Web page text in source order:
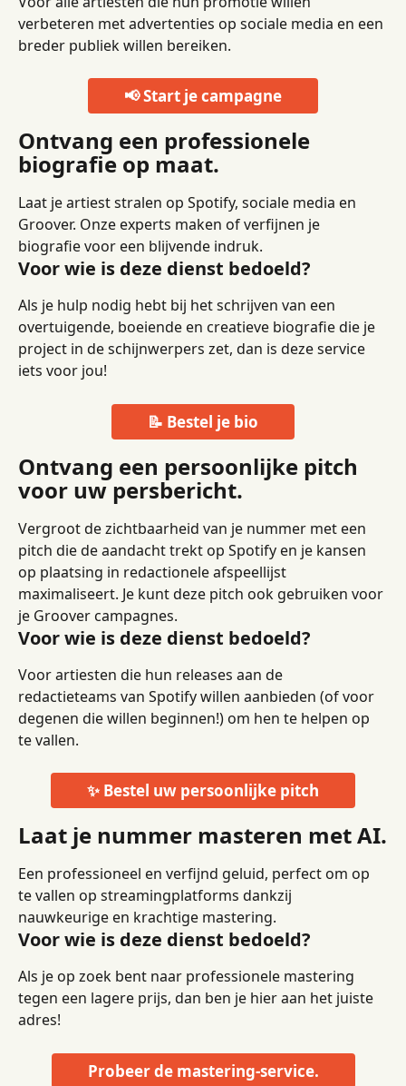
verbeteren met advertenties op sociale media en een
breder publiek willen bereiken.
📢 Start je campagne
Ontvang een professionele
biografie op maat.
Laat je artiest stralen op Spotify, sociale media en
Groover. Onze experts maken of verfijnen je
biografie voor een blijvende indruk.
Voor wie is deze dienst bedoeld?
Als je hulp nodig hebt bij het schrijven van een
overtuigende, boeiende en creatieve biografie die je
project in de schijnwerpers zet, dan is deze service
iets voor jou!
📝 Bestel je bio
Ontvang een persoonlijke pitch
voor uw persbericht.
Vergroot de zichtbaarheid van je nummer met een
pitch die de aandacht trekt op Spotify en je kansen
op plaatsing in redactionele afspeellijst
maximaliseert. Je kunt deze pitch ook gebruiken voor
je Groover campagnes.
Voor wie is deze dienst bedoeld?
Voor artiesten die hun releases aan de
redactieteams van Spotify willen aanbieden (of voor
degenen die willen beginnen!) om hen te helpen op
te vallen.
✨ Bestel uw persoonlijke pitch
Laat je nummer masteren met AI.
Een professioneel en verfijnd geluid, perfect om op
te vallen op streamingplatforms dankzij
nauwkeurige en krachtige mastering.
Voor wie is deze dienst bedoeld?
Als je op zoek bent naar professionele mastering
tegen een lagere prijs, dan ben je hier aan het juiste
adres!
Probeer de mastering-service.